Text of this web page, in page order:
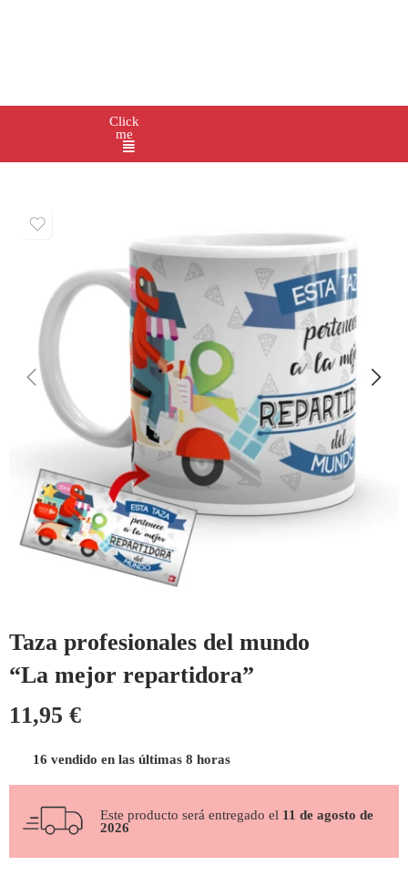
Click
me
Taza profesionales del mundo
“La mejor repartidora”
11,95 €
16 vendido en las últimas 8 horas
Este producto será entregado el 11 de agosto de
2026